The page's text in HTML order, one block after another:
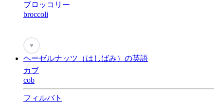
ブロッコリー
broccoli
♥
ヘーゼルナッツ（はしばみ）の英語
カブ
cob
フィルバト